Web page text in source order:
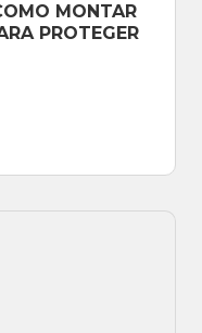
MONTAR
PROTEGER